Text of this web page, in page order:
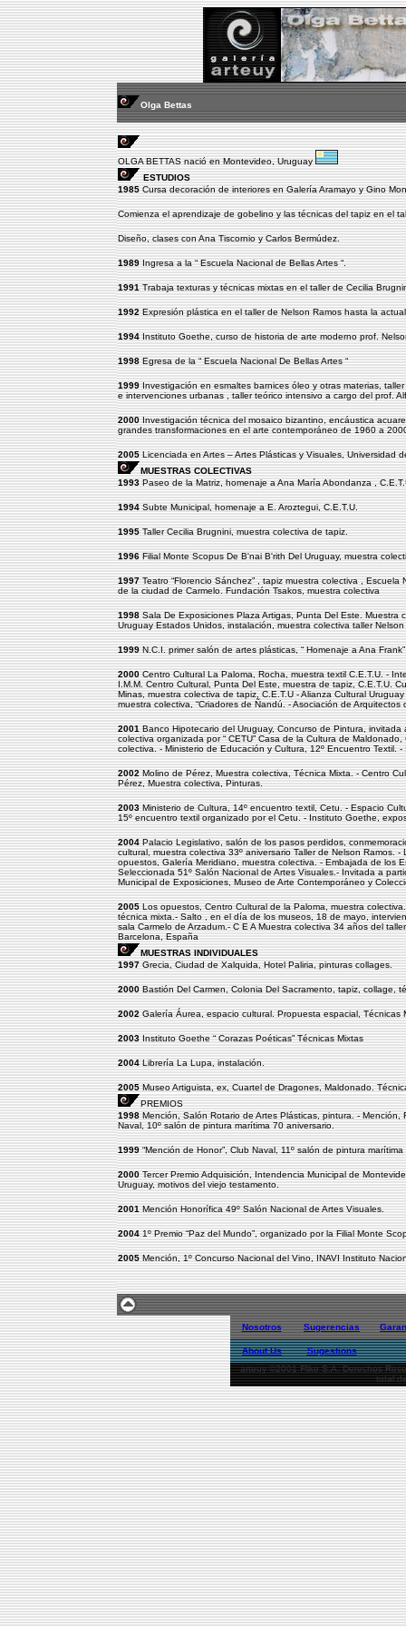
Olga Bettas
OLGA BETTAS nació en Montevideo, Uruguay
ESTUDIOS
1985Cursa decoración de interiores en Galería Aramayo y Gino
Comienza el aprendizaje de gobelino y las técnicas del tapiz en el
Diseño, clases con Ana Tiscornio y Carlos Bermúdez.
1989Ingresa a la “ Escuela Nacional de Bellas Artes “.
1991Trabaja texturas y técnicas mixtas en el taller de Cecilia
1992Expresión plástica en el taller de Nelson Ramos hasta la
1994Instituto Goethe, curso de historia de arte moderno prof.
1998Egresa de la “ Escuela Nacional De Bellas Artes “
1999Investigación en esmaltes barnices óleo y otras materias,
e intervenciones urbanas , taller teórico intensivo a cargo del prof.
2000Investigación técnica del mosaico bizantino, encáustica
grandes transformaciones en el arte contemporáneo de 1960 a
2005Licenciada en Artes – Artes Plásticas y Visuales, Universidad
MUESTRAS COLECTIVAS
1993Paseo de la Matriz, homenaje a Ana María Abondanza ,
1994Subte Municipal, homenaje a E. Aroztegui, C.E.T.U.
1995Taller Cecilia Brugnini, muestra colectiva de tapiz.
1996Filial Monte Scopus De B'nai B'rith Del Uruguay, muestra
1997Teatro “Florencio Sánchez” , tapiz muestra colectiva ,
de la ciudad de Carmelo. Fundación Tsakos, muestra colectiva
1998Sala De Exposiciones Plaza Artigas, Punta Del Este. Muestra
Uruguay Estados Unidos, instalación, muestra colectiva taller Nelson
1999N.C.I. primer salón de artes plásticas, “ Homenaje a Ana
2000Centro Cultural La Paloma, Rocha, muestra textil C.E.T.U. -
I.M.M. Centro Cultural, Punta Del Este, muestra de tapiz, C.E.T.U.
Minas, muestra colectiva de tapiz, C.E.T.U - Alianza Cultural
muestra colectiva, “Criadores de Ñandú. - Asociación de Arquitectos
2001Banco Hipotecario del Uruguay, Concurso de Pintura,
colectiva organizada por “ CETU” Casa de la Cultura de
colectiva. - Ministerio de Educación y Cultura, 12º Encuentro Textil.
2002Molino de Pérez, Muestra colectiva, Técnica Mixta. - Centro
Pérez, Muestra colectiva, Pinturas.
2003Ministerio de Cultura, 14º encuentro textil, Cetu. - Espacio
15º encuentro textil organizado por el Cetu. - Instituto Goethe,
2004Palacio Legislativo, salón de los pasos perdidos,
cultural, muestra colectiva 33º aniversario Taller de Nelson Ramos.
opuestos, Galería Meridiano, muestra colectiva. - Embajada de los
Seleccionada 51º Salón Nacional de Artes Visuales.- Invitada a
Municipal de Exposiciones, Museo de Arte Contemporáneo y
2005Los opuestos, Centro Cultural de la Paloma, muestra
técnica mixta.- Salto , en el día de los museos, 18 de mayo,
sala Carmelo de Arzadum.- C E A Muestra colectiva 34 años del
Barcelona, España
MUESTRAS INDIVIDUALES
1997Grecia, Ciudad de Xalquida, Hotel Paliria, pinturas collages.
2000Bastión Del Carmen, Colonia Del Sacramento, tapiz, collage,
2002Galería Áurea, espacio cultural. Propuesta espacial, Técnicas
2003Instituto Goethe “ Corazas Poéticas” Técnicas Mixtas
2004Librería La Lupa, instalación.
2005Museo Artiguista, ex, Cuartel de Dragones, Maldonado.
PREMIOS
1998Mención, Salón Rotario de Artes Plásticas, pintura. - Mención,
Naval, 10º salón de pintura marítima 70 aniversario.
1999“Mención de Honor”, Club Naval, 11º salón de pintura
2000Tercer Premio Adquisición, Intendencia Municipal de
Uruguay, motivos del viejo testamento.
2001Mención Honorífica 49º Salón Nacional de Artes Visuales.
20041º Premio “Paz del Mundo”, organizado por la Filial Monte
2005Mención, 1º Concurso Nacional del Vino, INAVI Instituto
Nosotros Sugerencias
About Us
Sugestions
arteuy ©2001 Flike S.A. Derechos
total